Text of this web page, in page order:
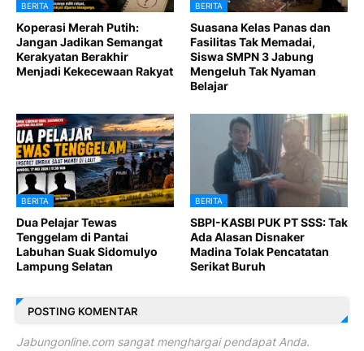
BERITA
Koperasi Merah Putih:
Jangan Jadikan Semangat
Kerakyatan Berakhir
Menjadi Kekecewaan Rakyat
BERITA
Suasana Kelas Panas dan
Fasilitas Tak Memadai,
Siswa SMPN 3 Jabung
Mengeluh Tak Nyaman
Belajar
BERITA
Dua Pelajar Tewas
Tenggelam di Pantai
Labuhan Suak Sidomulyo
Lampung Selatan
BERITA
SBPI-KASBI PUK PT SSS: Tak
Ada Alasan Disnaker
Madina Tolak Pencatatan
Serikat Buruh
POSTING KOMENTAR
Jabungonline.com sangat menghargai pendapat Anda.